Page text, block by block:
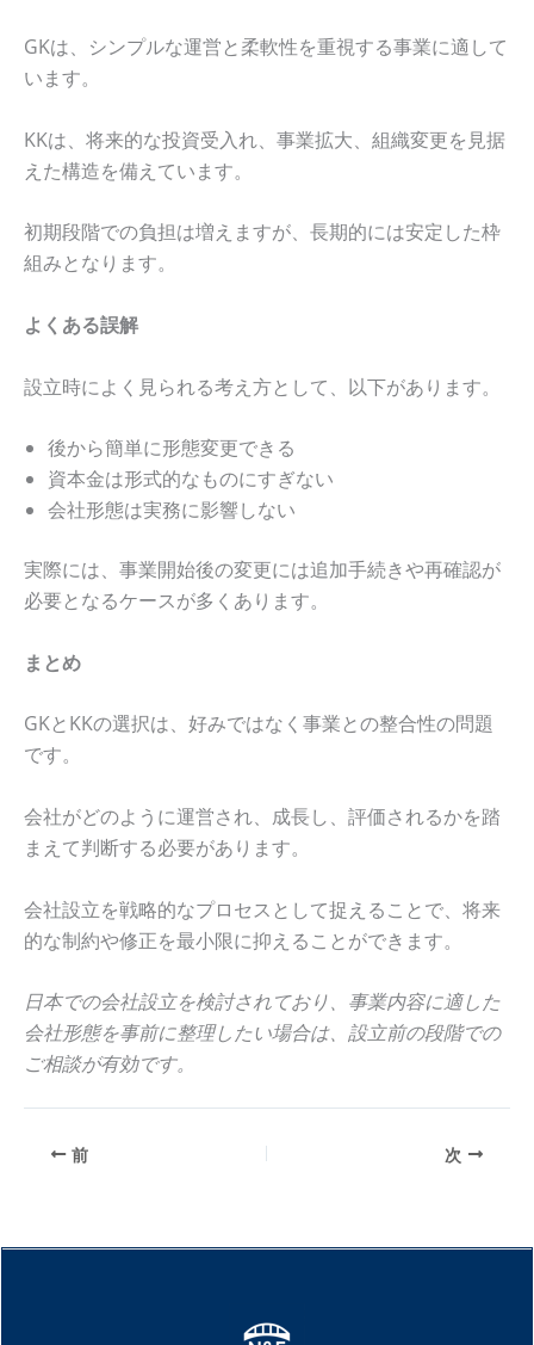
GKは、シンプルな運営と柔軟性を重視する事業に適して
います。
KKは、将来的な投資受入れ、事業拡大、組織変更を見据
えた構造を備えています。
初期段階での負担は増えますが、長期的には安定した枠
組みとなります。
よくある誤解
設立時によく見られる考え方として、以下があります。
後から簡単に形態変更できる
資本金は形式的なものにすぎない
会社形態は実務に影響しない
実際には、事業開始後の変更には追加手続きや再確認が
必要となるケースが多くあります。
まとめ
GKとKKの選択は、好みではなく事業との整合性の問題
です。
会社がどのように運営され、成長し、評価されるかを踏
まえて判断する必要があります。
会社設立を戦略的なプロセスとして捉えることで、将来
的な制約や修正を最小限に抑えることができます。
日本での会社設立を検討されており、事業内容に適した
会社形態を事前に整理したい場合は、設立前の段階での
ご相談が有効です。
前 次